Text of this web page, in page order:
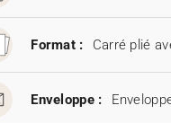
Format : Carré plié
Enveloppe :